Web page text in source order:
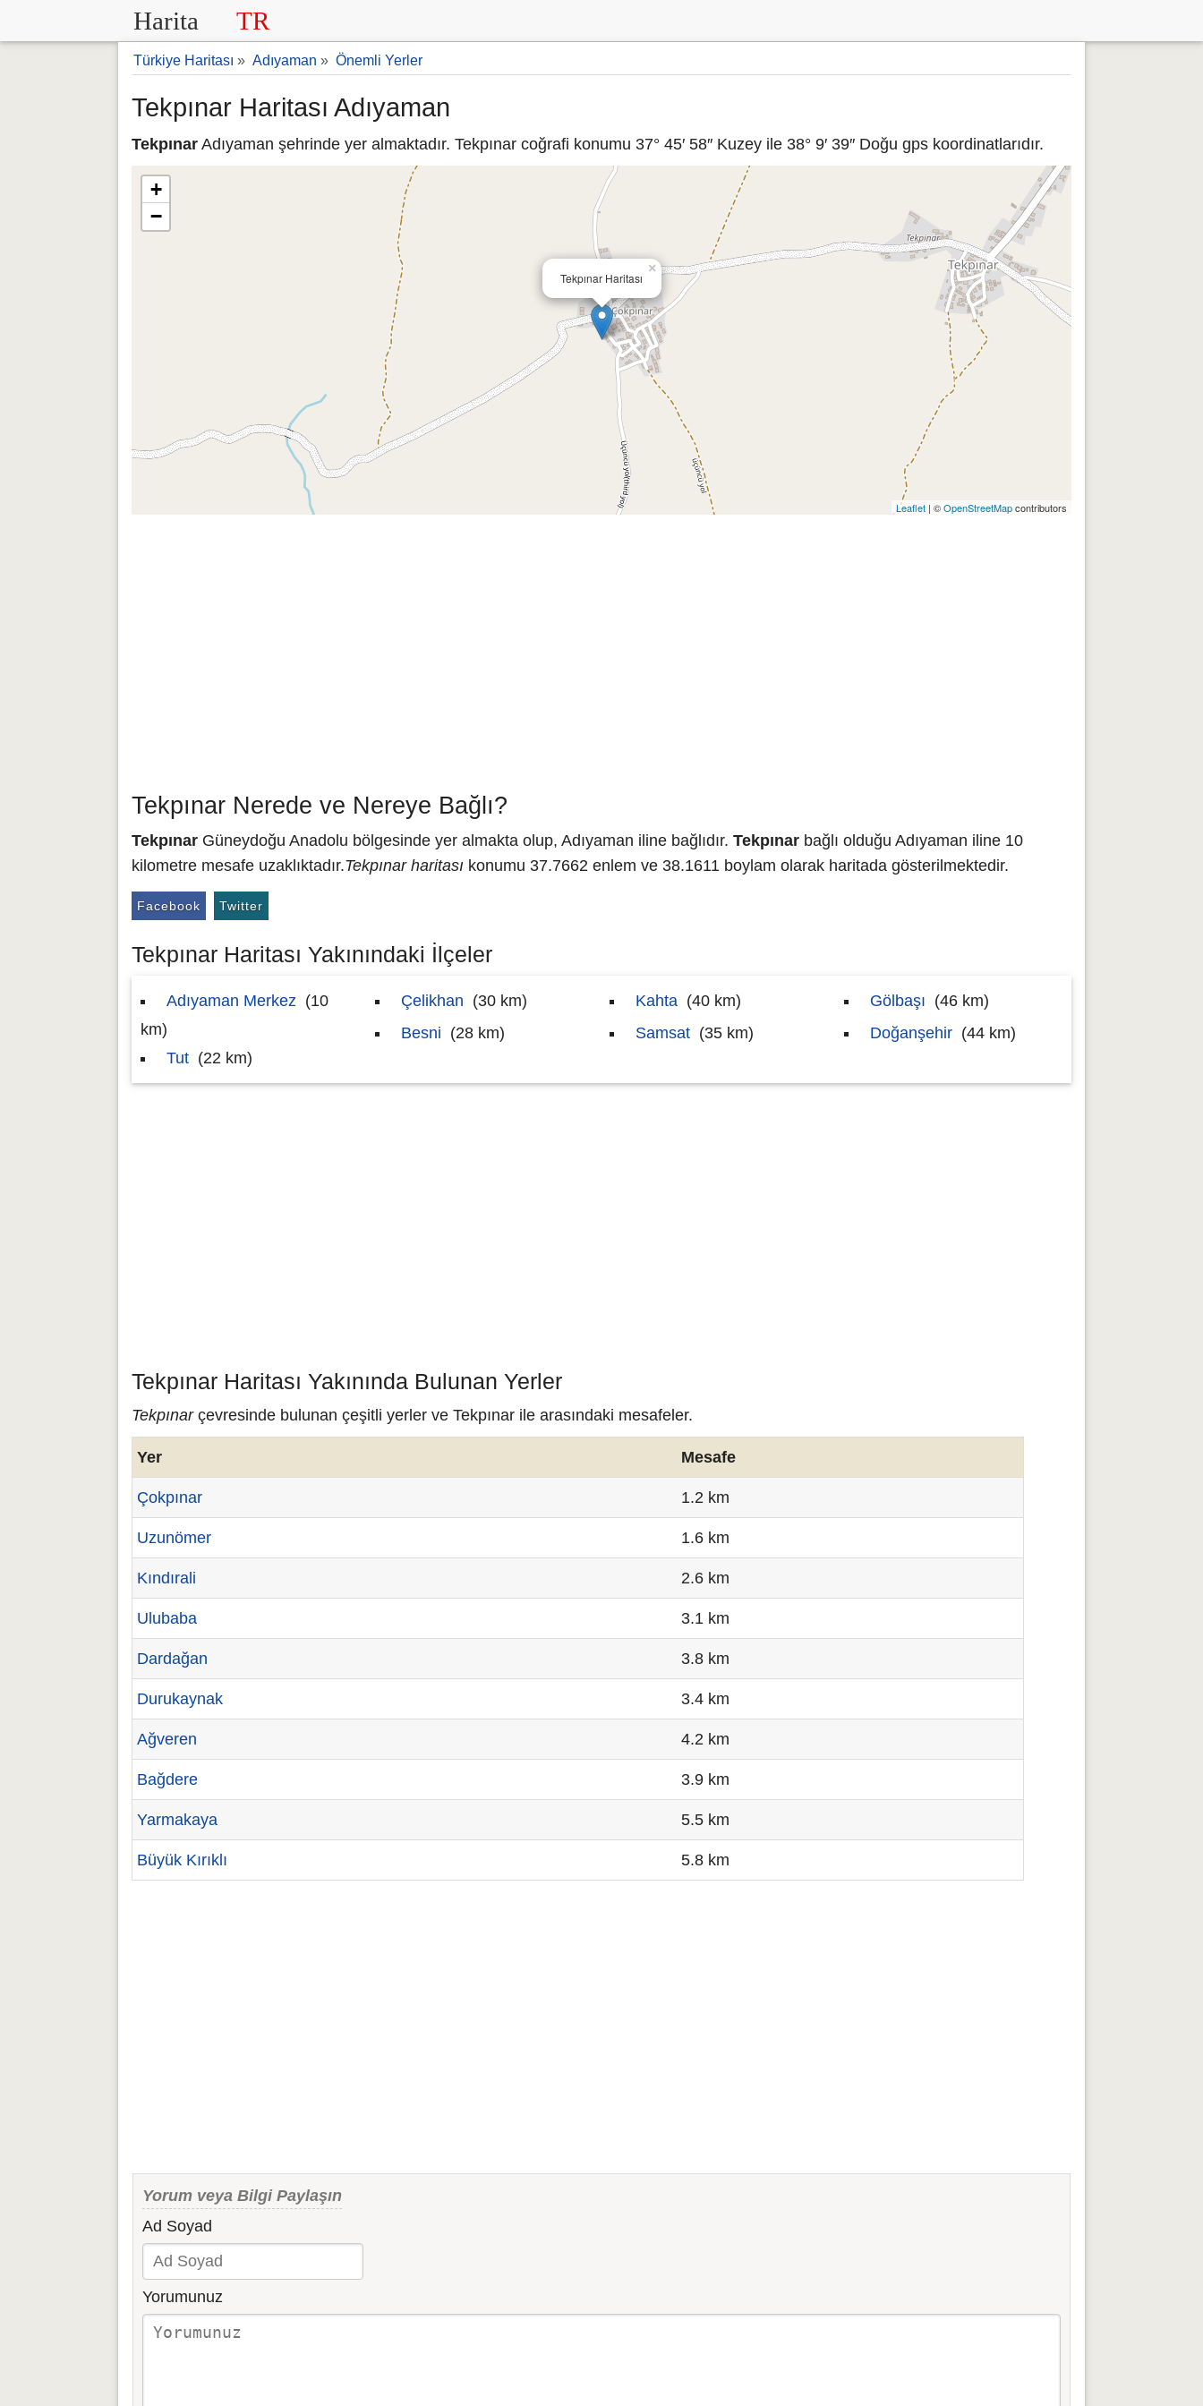
Harita TR
Türkiye Haritası » Adıyaman » Önemli Yerler
Tekpınar Haritası Adıyaman
Tekpınar Adıyaman şehrinde yer almaktadır. Tekpınar coğrafi konumu 37° 45′ 58″ Kuzey ile 38° 9′ 39″ Doğu gps koordinatlarıdır.
Tekpınar Haritası
×
+
−
Leaflet | ©OpenStreetMapcontributors
Tekpınar Nerede ve Nereye Bağlı?
Tekpınar Güneydoğu Anadolu bölgesinde yer almakta olup, Adıyaman iline bağlıdır. Tekpınar bağlı olduğu Adıyaman iline 10
kilometre mesafe uzaklıktadır.Tekpınar haritası konumu 37.7662 enlem ve 38.1611 boylam olarak haritada gösterilmektedir.
Facebook Twitter
Tekpınar Haritası Yakınındaki İlçeler
Adıyaman Merkez (10
km)
Tut (22 km)
Çelikhan (30 km)
Besni (28 km)
Kahta (40 km)
Samsat (35 km)
Gölbaşı (46 km)
Doğanşehir (44 km)
Tekpınar Haritası Yakınında Bulunan Yerler
Tekpınarçevresinde bulunan çeşitli yerler ve Tekpınar ile arasındaki mesafeler.
Yer Mesafe
Çokpınar 1.2 km
Uzunömer 1.6 km
Kındırali 2.6 km
Ulubaba 3.1 km
Dardağan 3.8 km
Durukaynak 3.4 km
Ağveren 4.2 km
Bağdere 3.9 km
Yarmakaya 5.5 km
Büyük Kırıklı 5.8 km
Yorum veya Bilgi Paylaşın
Ad Soyad
Yorumunuz